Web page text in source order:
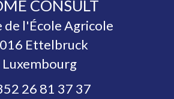
CONSULT
de l'École Agricole
Ettelbruck
Luxembourg
26 81 37 37